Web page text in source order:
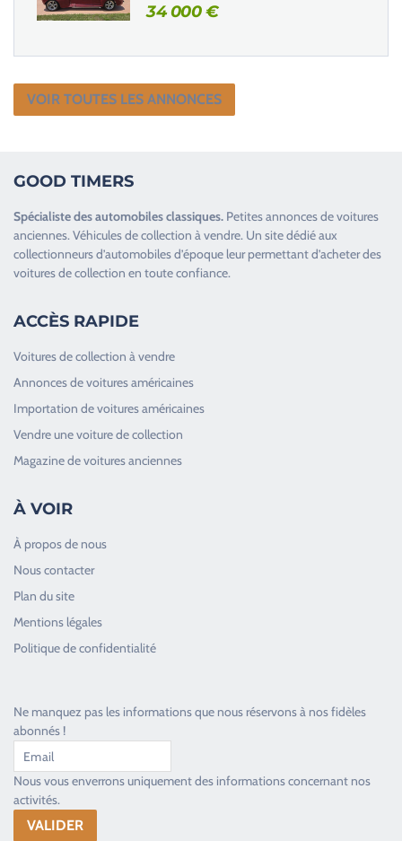
34 000€
VOIR TOUTES LES ANNONCES
GOOD TIMERS
Spécialiste desautomobiles classiques. Petites annonces devoitures
anciennes.Véhicules de collection à vendre. Un site dédié aux
collectionneurs d’automobiles d’époque leur permettant d’acheter des
voitures de collection en toute confiance.
ACCÈS RAPIDE
Voitures de collection à vendre
Annonces de voitures américaines
Importation de voitures américaines
Vendre une voiture de collection
Magazine de voitures anciennes
À VOIR
À propos de nous
Nous contacter
Plan du site
Mentions légales
Politique de confidentialité
Ne manquez pas les informations que nous réservons à nos fidèles
abonnés !
Nous vous enverrons uniquement des informations concernant nos
activités.
Toujours heureux d'aider les passionnés